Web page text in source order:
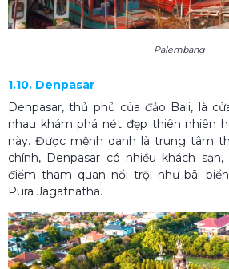
Palembang
1.10. Denpasar
Denpasar, thủ phủ của đảo Bali, là
nhau khám phá nét đẹp thiên nhiên
này. Được mệnh danh là trung tâm
chính, Denpasar có nhiều khách
điểm tham quan nổi trội như bãi
Pura Jagatnatha.